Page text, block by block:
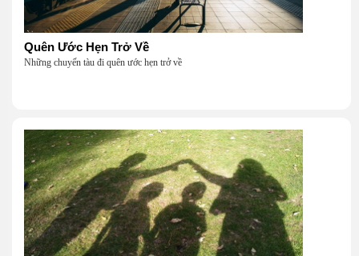
Quên Ước Hẹn Trở Về
Những chuyến tàu đi quên ước hẹn trở về